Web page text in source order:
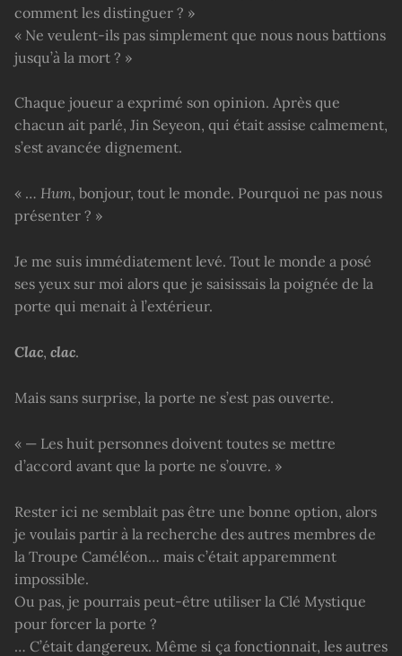
comment les distinguer ? »
« Ne veulent-ils pas simplement que nous nous battions
jusqu’à la mort ? »
Chaque joueur a exprimé son opinion. Après que
chacun ait parlé, Jin Seyeon, qui était assise calmement,
s’est avancée dignement.
« … Hum, bonjour, tout le monde. Pourquoi ne pas nous
présenter ? »
Je me suis immédiatement levé. Tout le monde a posé
ses yeux sur moi alors que je saisissais la poignée de la
porte qui menait à l’extérieur.
Clac, clac.
Mais sans surprise, la porte ne s’est pas ouverte.
« — Les huit personnes doivent toutes se mettre
d’accord avant que la porte ne s’ouvre. »
Rester ici ne semblait pas être une bonne option, alors
je voulais partir à la recherche des autres membres de
la Troupe Caméléon… mais c’était apparemment
impossible.
Ou pas, je pourrais peut-être utiliser la Clé Mystique
pour forcer la porte ?
… C’était dangereux. Même si ça fonctionnait, les autres